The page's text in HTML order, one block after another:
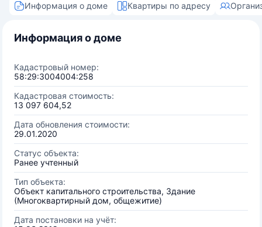
Информация о доме Квартиры по адресу
Информация о доме
Кадастровый номер:
58:29:3004004:258
Кадастровая стоимость:
13 097 604,52
Дата обновления стоимости:
29.01.2020
Статус объекта:
Ранее учтенный
Тип объекта:
Объект капитального строительства, Здание
(Многоквартирный дом, общежитие)
Дата постановки на учёт: